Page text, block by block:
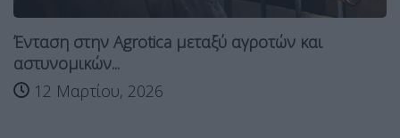
Ένταση στην Agrotica μεταξύ αγροτών και
αστυνομικών...
12 Μαρτίου, 2026